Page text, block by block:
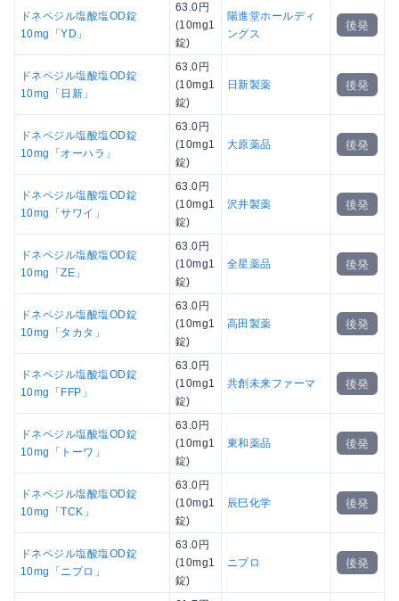
ドネペジル塩酸塩OD錠
10mg「YD」
63.0円
(10mg1
錠)
陽進堂ホールディ
ングス
後発
ドネペジル塩酸塩OD錠
10mg「日新」
63.0円
(10mg1
錠)
日新製薬 後発
ドネペジル塩酸塩OD錠
10mg「オーハラ」
63.0円
(10mg1
錠)
大原薬品 後発
ドネペジル塩酸塩OD錠
10mg「サワイ」
63.0円
(10mg1
錠)
沢井製薬 後発
ドネペジル塩酸塩OD錠
10mg「ZE」
63.0円
(10mg1
錠)
全星薬品 後発
ドネペジル塩酸塩OD錠
10mg「タカタ」
63.0円
(10mg1
錠)
高田製薬 後発
ドネペジル塩酸塩OD錠
10mg「FFP」
63.0円
(10mg1
錠)
共創未来ファーマ 後発
ドネペジル塩酸塩OD錠
10mg「トーワ」
63.0円
(10mg1
錠)
東和薬品 後発
ドネペジル塩酸塩OD錠
10mg「TCK」
63.0円
(10mg1
錠)
辰巳化学 後発
ドネペジル塩酸塩OD錠
10mg「ニプロ」
63.0円
(10mg1
錠)
ニプロ 後発